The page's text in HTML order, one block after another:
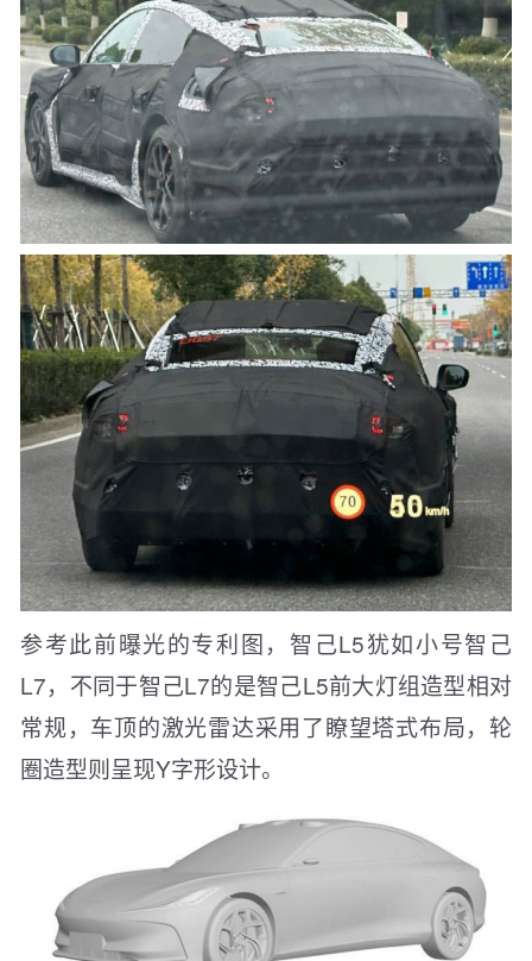
参考此前曝光的专利图，智己L5犹如小号智己
L7，不同于智己L7的是智己L5前大灯组造型相对
常规，车顶的激光雷达采用了瞭望塔式布局，轮
圈造型则呈现Y字形设计。